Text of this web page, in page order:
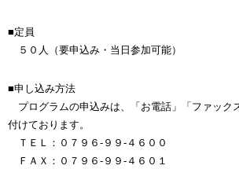
■定員
５０人（要申込み・当日参加可能）
■申し込み方法
プログラムの申込みは、「お電話」「ファック
付けております。
ＴＥＬ：０７９６-９９-４６００
ＦＡＸ：０７９６-９９-４６０１